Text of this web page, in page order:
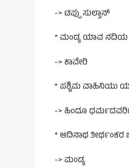
-> ಟಿಪ್ಪು ಸುಲ್ತಾನ್
* ಮಂಡ್ಯ ಯಾವ
-> ಕಾವೇರಿ
* ಪಶ್ಚಿಮ ವಾಹಿನಿಯು
-> ಹಿಂದೂ
* ಆದಿನಾಥ ತೀರ್ಥಂಕರ
-> ಮಂಡ್ಯ